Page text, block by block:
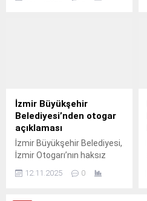
üretmek amacıyla
İzmir Büyükşehir
Belediyesi’nden otogar
açıklaması
İzmir Büyükşehir Belediyesi,
İzmir Otogarı’nın haksız
bedellerinin tahsili için
12.11.2025 0